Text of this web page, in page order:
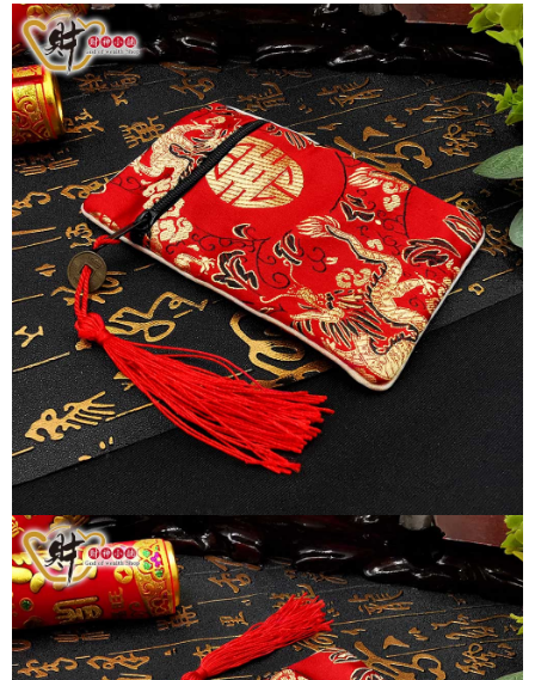
【注意事項】
1.本服務係由「台灣大哥大股份有限公司」（以下簡稱本公司）所提供，讓
用戶於交易時，得透過本服務購買商品或服務，並由商店將買賣／分期付款
買賣價金債權讓與本公司後，依約使用本公司帳單繳交帳款。
2.基於同意付款使用「大哥付你分期」之契約關係目的，商店將以您的個人
資料（包含姓名、電話或地址）提供予台灣大哥大進項蒐集、處理及利用，
由本公司與您本人進行分期帳單所需資料之確認、核對及更正。
3.完整用戶服務條款，請詳閱以下連結：https://oppay.tw/userRule
３．收到繳費通知簡訊後14天內，點擊此簡訊中的連結，可透過四大超商／
ATM／網路銀行／等多元方式進行付款，方視為交易完成。
※ 請注意：結帳手續完成當下不需立刻繳費，但若您需要取消訂單，請聯絡
購買商品的店家。未經商家同意取消之訂單仍視為有效，需透過AFTEE先享
後付繳納相關費用。
※ 交易是否成功請以「AFTEE先享後付 」之結帳頁面顯示為準，若有關於
是否繳費成功／繳費後需取消欲退款等相關疑問，請聯繫「AFTEE先享後付
客戶支援中心」https://netprotections.freshdesk.com/support/home
【注意事項】
１．透過由恩沛科技股份有限公司提供之「AFTEE先享後付」服務完成之交
易，需依本服務之必要範圍內提供個人資料，並將交易相關給付款項請求債
權轉讓予恩沛科技股份有限公司。
２．關於個人資料處理事宜，請瀏覽以下網址：
https://aftee.tw/terms/#terms3
３．未成年的使用者請事先徵得法定代理人或監護人之同意方可使用
「AFTEE先享後付」，若未經同意申辦者引起之損失，本公司不負相關責
任。
４．使用「AFTEE先享後付」時，將依據個別帳號之用戶狀況，依本公司即
時審查核予不同之上限額度；若仍有額度不足之情形，本公司將視審查結果
請求用戶進行身份認證。
５．嚴禁一人註冊多個帳號或使用他人資訊註冊。若發現惡意使用之情形，
恩沛科技股份有限公司將有權停止該用戶之使用額度並採取法律行動。
全家取貨付款
每筆NT$80，滿NT$1,288(含以上)免運費
付款後全家取貨
每筆NT$80，滿NT$1,288(含以上)免運費
萊爾富取貨付款
每筆NT$80，滿NT$1,288(含以上)免運費
付款後萊爾富取貨
每筆NT$80，滿NT$1,288(含以上)免運費
7-11取貨付款
每筆NT$80，滿NT$1,288(含以上)免運費
付款後7-11取貨
每筆NT$80，滿NT$1,288(含以上)免運費
宅配
每筆NT$80，滿NT$1,200(含以上)免運費
貨到付款
每筆NT$150，滿NT$1,500(含以上)免運費